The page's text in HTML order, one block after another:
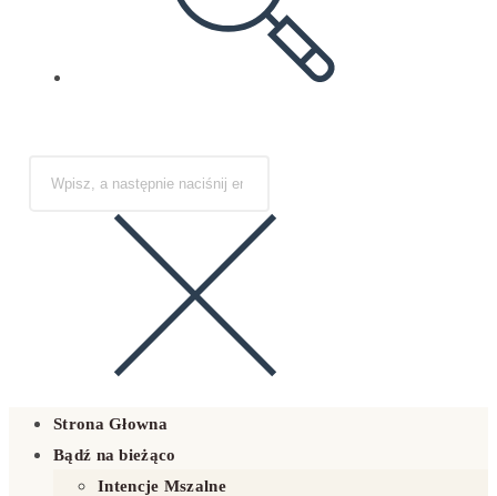
Strona Głowna
Bądź na bieżąco
Intencje Mszalne